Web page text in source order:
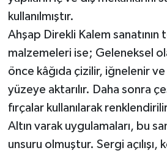
kullanılmıştır.
Ahşap Direkli Kalem sanatının
malzemeleri ise; Geleneksel
önce kâğıda çizilir, iğnelenir
yüzeye aktarılır. Daha sonra
fırçalar kullanılarak
Altın varak uygulamaları, bu
unsuru olmuştur. Sergi açılışı,